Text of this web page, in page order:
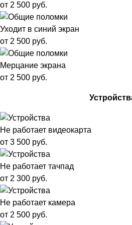
от 2 500 руб.
Уходит в синий экран
от 2 500 руб.
Мерцание экрана
от 2 500 руб.
Не работает видеокарта
от 3 500 руб.
Не работает тачпад
от 2 300 руб.
Не работает камера
от 2 500 руб.